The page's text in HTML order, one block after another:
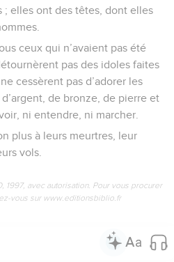
; elles ont des têtes, dont elles
ceux qui n’avaient pas été
pas des idoles faites
cessèrent pas d’adorer les
de bronze, de pierre et
ni entendre, ni marcher.
plus à leurs meurtres, leur
vols.
1997, avec autorisation. Pour vous procurer
vous sur www.editionsbiblio.fr